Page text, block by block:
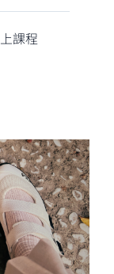
課程